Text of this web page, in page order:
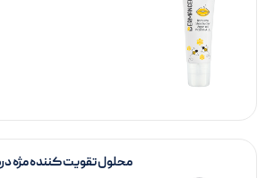
محلول تقویت کننده مژه